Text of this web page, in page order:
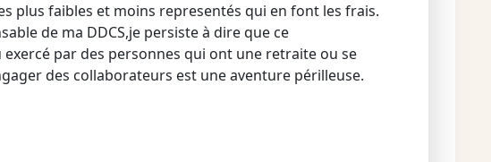
plus faibles et moins representés qui en font les frais.
de ma DDCS,je persiste à dire que ce
par des personnes qui ont une retraite ou se
des collaborateurs est une aventure périlleuse.